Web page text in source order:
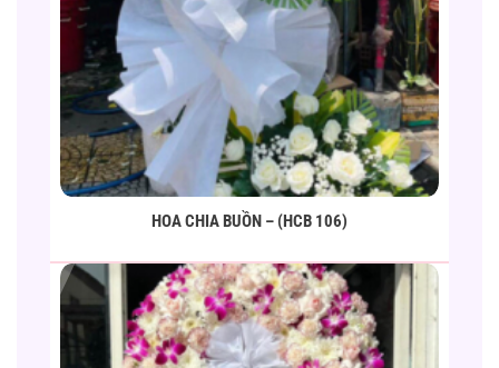
HOA CHIA BUỒN – (HCB 106)